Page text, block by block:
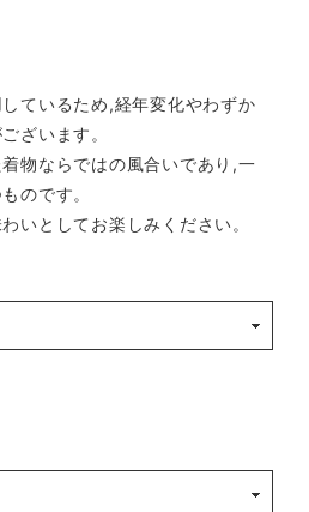
ているため,経年変化やわずか
ざいます。
物ならではの風合いであり,一
のです。
いとしてお楽しみください。